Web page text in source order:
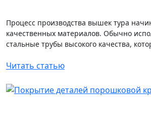
Процесс производства вышек тура
качественных материалов. Обычно
стальные трубы высокого качества,
Читать статью